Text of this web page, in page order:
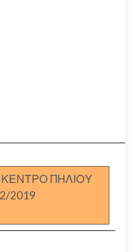
ΠΗΛΙΟΥ
2019